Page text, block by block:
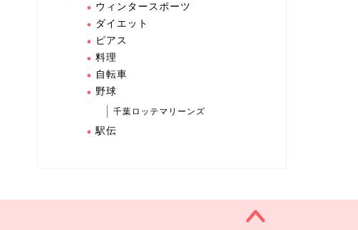
ウィンタースポーツ
ダイエット
ピアス
料理
自転車
野球
千葉ロッテマリーンズ
駅伝